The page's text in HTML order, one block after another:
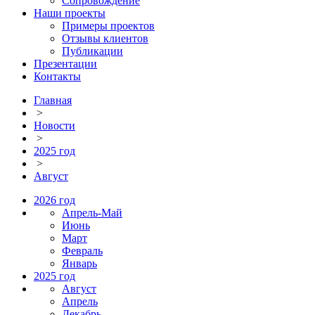
Наши проекты
Примеры проектов
Отзывы клиентов
Публикации
Презентации
Контакты
Главная
>
Новости
>
2025 год
>
Август
2026 год
Апрель-Май
Июнь
Март
Февраль
Январь
2025 год
Август
Апрель